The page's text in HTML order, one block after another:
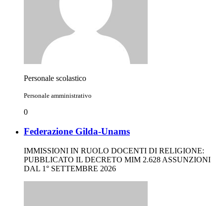
Personale scolastico
Personale amministrativo
0
Federazione Gilda-Unams
IMMISSIONI IN RUOLO DOCENTI DI RELIGIONE:
PUBBLICATO IL DECRETO MIM 2.628 ASSUNZIONI
DAL 1° SETTEMBRE 2026